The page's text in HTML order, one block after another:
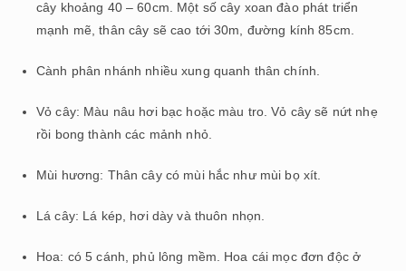
cây khoảng 40 – 60cm. Một số cây xoan đào phát triển
mạnh mẽ, thân cây sẽ cao tới 30m, đường kính 85cm.
Cành phân nhánh nhiều xung quanh thân chính.
Vỏ cây: Màu nâu hơi bạc hoặc màu tro. Vỏ cây sẽ nứt nhẹ
rồi bong thành các mảnh nhỏ.
Mùi hương: Thân cây có mùi hắc như mùi bọ xít.
Lá cây: Lá kép, hơi dày và thuôn nhọn.
Hoa: có 5 cánh, phủ lông mềm. Hoa cái mọc đơn độc ở